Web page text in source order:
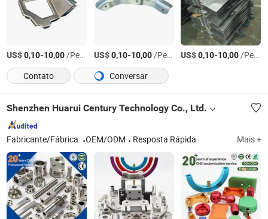
US$0,10-10,00/Peça US$0,10-10,00/Peça US$0,10-10,00/Peça
Contato
Conversar
Shenzhen Huarui Century Technology Co., Ltd.
Fabricante/Fábrica OEM/ODM Resposta Rápida Mais +